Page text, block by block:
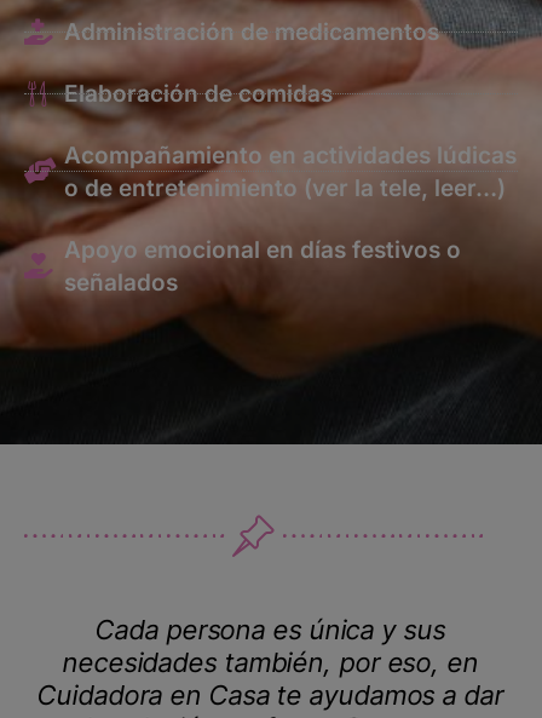
Administración de medicamentos
Elaboración de comidas
Acompañamiento en actividades lúdicas
o de entretenimiento (ver la tele, leer…)
Apoyo emocional en días festivos o
señalados
Cada persona es única y sus
necesidades también, por eso, en
Cuidadora en Casa te ayudamos a dar